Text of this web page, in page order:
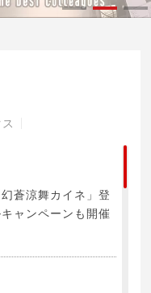
蒼涼舞カイネ」登
ャンペーンも開催